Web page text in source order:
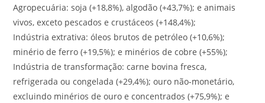
Agropecuária: soja (+18,8%), algodão (+43,7%); e animais
vivos, exceto pescados e crustáceos (+148,4%);
Indústria extrativa: óleos brutos de petróleo (+10,6%);
minério de ferro (+19,5%); e minérios de cobre (+55%);
Indústria de transformação: carne bovina fresca,
refrigerada ou congelada (+29,4%); ouro não-monetário,
excluindo minérios de ouro e concentrados (+75,9%); e